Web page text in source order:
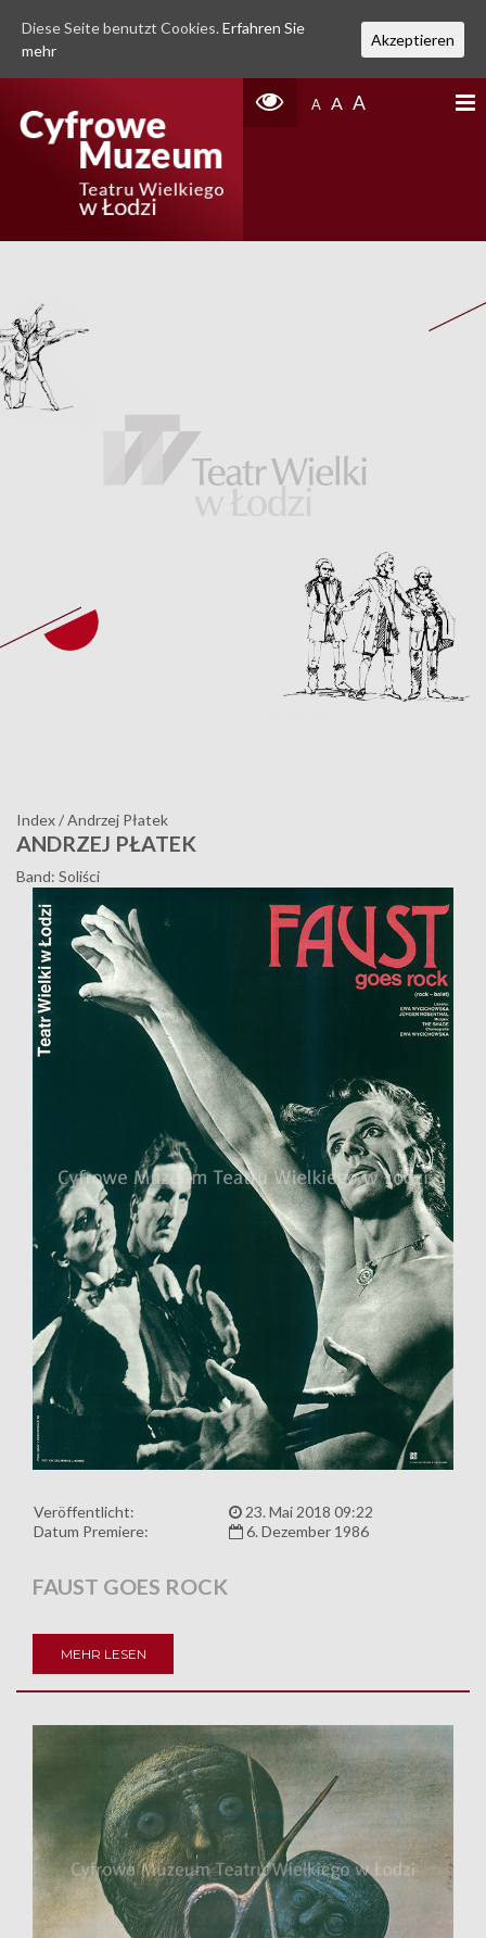
A A A
Index/Andrzej Płatek
ANDRZEJ PŁATEK
Band: Soliści
Veröffentlicht:
23. Mai 2018 09:22
Datum Premiere:
6. Dezember 1986
FAUST GOES ROCK
MEHR LESEN
Diese Seite benutzt Cookies. Erfahren Sie
mehr
Akzeptieren